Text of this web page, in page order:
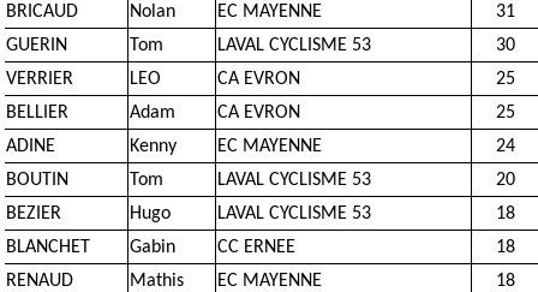
BRICAUD
Nolan EC MAYENNE
31
GUERIN
Tom LAVAL CYCLISME 53
30
VERRIER
LEO CA EVRON
25
BELLIER
Adam CA EVRON
25
ADINE
Kenny EC MAYENNE
24
BOUTIN
Tom LAVAL CYCLISME 53
20
BEZIER
Hugo LAVAL CYCLISME 53
18
BLANCHET
Gabin CC ERNEE
18
RENAUD
Mathis EC MAYENNE
18